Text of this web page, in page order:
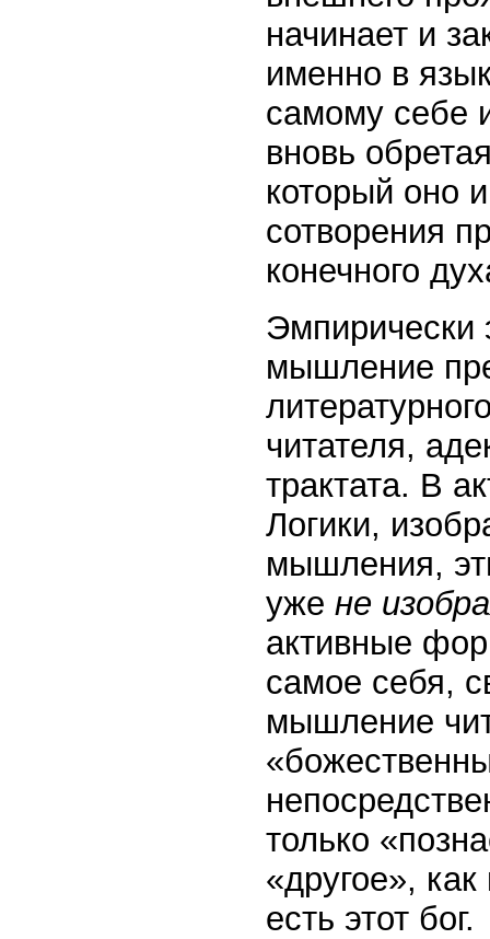
начинает и
именно в
самому себе
вновь
который оно
сотворения
конечного
Эмпирически
мышление
читателя,
трактата. В
Логики,
мышления,
уже не
активные
самое себя,
мышление
только
«другое»,
есть этот бог.